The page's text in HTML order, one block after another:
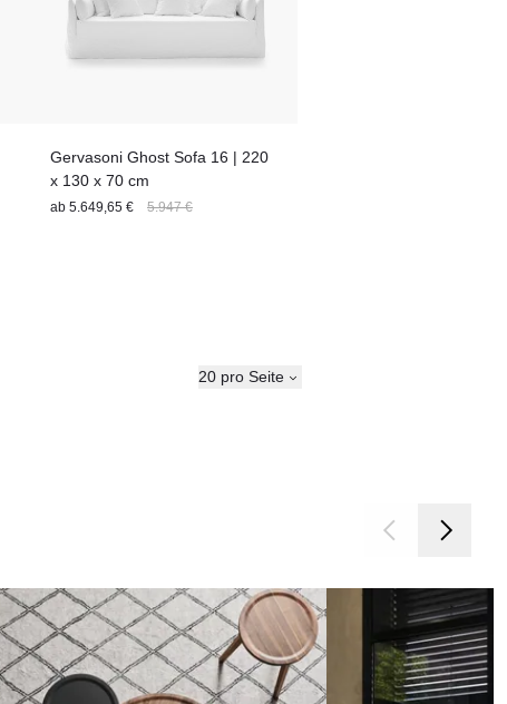
Gervasoni Ghost Sofa 16 | 220
x 130 x 70 cm
ab 5.649,65 € 5.947 €
20 pro Seite